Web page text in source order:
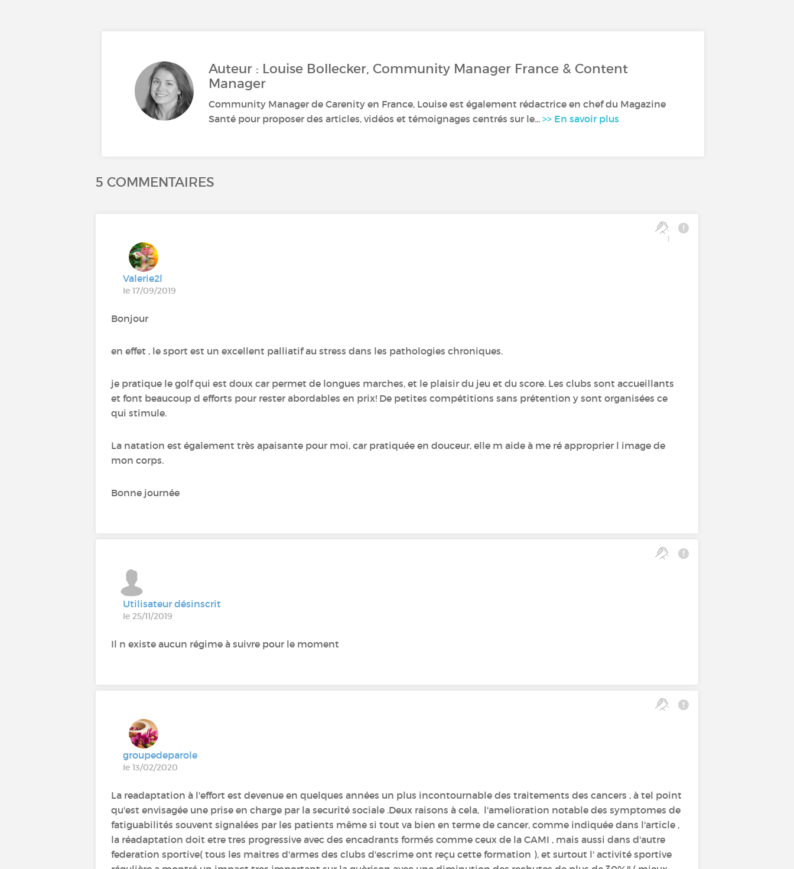
Auteur : Louise Bollecker, Community Manager France & Content
Manager
Community Manager de Carenity en France, Louise est également rédactrice en chef du Magazine
Santé pour proposer des articles, vidéos et témoignages centrés sur le... >> En savoir plus
5 COMMENTAIRES
1
Valerie2l
le 17/09/2019
Bonjour
en effet , le sport est un excellent palliatif au stress dans les pathologies chroniques.
je pratique le golf qui est doux car permet de longues marches, et le plaisir du jeu et du score. Les clubs sont accueillants
et font beaucoup d efforts pour rester abordables en prix! De petites compétitions sans prétention y sont organisées ce
qui stimule.
La natation est également très apaisante pour moi, car pratiquée en douceur, elle m aide à me ré approprier l image de
mon corps.
Bonne journée
Utilisateur désinscrit
le 25/11/2019
Il n existe aucun régime à suivre pour le moment
groupedeparole
le 13/02/2020
La readaptation à l'effort est devenue en quelques années un plus incontournable des traitements des cancers , à tel point
qu'est envisagée une prise en charge par la securité sociale .Deux raisons à cela, l'amelioration notable des symptomes de
fatiguabilités souvent signalées par les patients même si tout va bien en terme de cancer, comme indiquée dans l'article ,
la réadaptation doit etre tres progressive avec des encadrants formés comme ceux de la CAMI , mais aussi dans d'autre
federation sportive( tous les maitres d'armes des clubs d'escrime ont reçu cette formation ), et surtout l' activité sportive